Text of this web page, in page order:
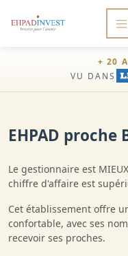
+ 20
VU DANS
EHPAD proche
Le gestionnaire est
chiffre d'affaire est
Cet établissement offre
confortable, avec ses
recevoir ses proches.